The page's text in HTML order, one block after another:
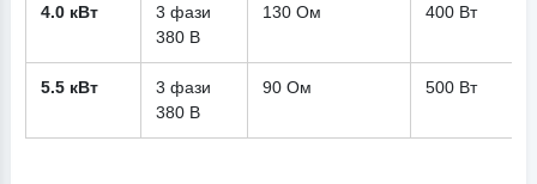
4.0 кВт
3 фази
380 В
130 Ом 400 Вт
5.5 кВт
3 фази
380 В
90 Ом 500 Вт